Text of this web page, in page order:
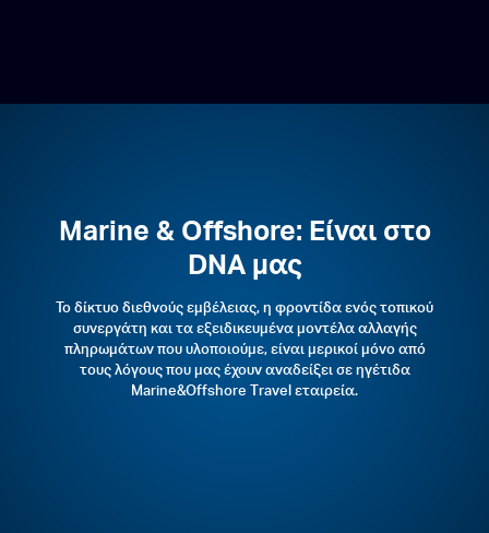
Marine & Offshore: Είναι στο
DNA μας
Το δίκτυο διεθνούς εμβέλειας, η φροντίδα ενός τοπικού
συνεργάτη και τα εξειδικευμένα μοντέλα αλλαγής
πληρωμάτων που υλοποιούμε, είναι μερικοί μόνο από
τους λόγους που μας έχουν αναδείξει σε ηγέτιδα
Marine&Offshore Τravel εταιρεία.